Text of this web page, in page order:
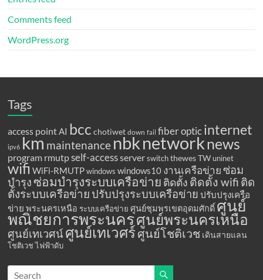
Comments feed
WordPress.org
Tags
access pointAI bcc chotiwet down fail fiber opticinternet
ipv6 km maintenance nbknetworknews
program rmutpself-accessserver switch thewes TW uninet
wifi WiFi-RMUTP windows windows10 งานเครือข่าย ซ่อม
บำรุง ซ่อมบำรุงระบบเครือข่าย ติดตั้ง ติดตั้ง wifi ติด
ตั้งระบบเครือข่าย ปรับปรุงระบบเครือข่าย ปรับปรุงเครือ
ข่าย พระนครเหนือ ระบบเครือข่าย ศูนย์ชุมพรเขตอุดมศักดิ์ ศูนย์
พณิชยการพระนครศูนย์พระนครเหนือ
ศูนย์เทเวศน์ ศูนย์เทเวศร์ศูนย์โชติเวช เดินสายแลน
โชติเวช ไฟฟ้าดับ